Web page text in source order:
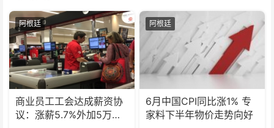
阿根廷
商业员工工会达成薪资协
议：涨薪5.7%外加5万津
阿根廷
6月中国CPI同比涨1% 专
家料下半年物价走势向好